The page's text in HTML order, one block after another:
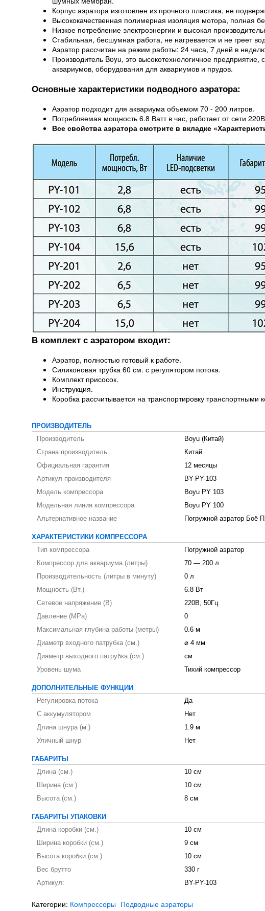
Корпус аэратора изготовлен из прочного пластика, не
Высококачественная полимерная изоляция мотора, полная
Низкое потребление электроэнергии и высокая
Стабильная, бесшумная работа, не нагревается и не греет
Аэратор рассчитан на режим работы: 24 часа, 7 дней в
Производитель Boyu, это высокотехнологичное
аквариумов, оборудования для аквариумов и прудов.
Основные характеристики подводного аэратора:
Аэратор подходит для аквариума объемом 70 - 200 литров.
Потребляемая мощность 6.8 Ватт в час, работает от сети
Все свойства аэратора смотрите в вкладке
В комплект с аэратором входит:
Аэратор, полностью готовый к работе.
Силиконовая трубка 60 см. с регулятором потока.
Комплект присосок.
Инструкция.
Коробка рассчитывается на транспортировку
ПРОИЗВОДИТЕЛЬ
Производитель
Boyu (Китай)
Страна производитель
Китай
Официальная гарантия
12 месяцы
Артикул производителя
BY-PY-103
Модель компрессора
Boyu PY 103
Модельная линия компрессора
Boyu PY 100
Альтернативное название
Погружной аэратор Боё
ХАРАКТЕРИСТИКИ КОМПРЕССОРА
Тип компрессора
Погружной аэратор
Компрессор для аквариума (литры)
70 — 200 л
Производительность (литры в минуту)
0 л
Мощность (Вт.)
6.8 Вт
Сетевое напряжение (В)
220В, 50Гц
Давление (MPa)
0
Максимальная глубина работы (метры)
0.6 м
Диаметр входного патрубка (см.)
⌀ 4 мм
Диаметр выходного патрубка (см.)
см
Уровень шума
Тихий компрессор
ДОПОЛНИТЕЛЬНЫЕ ФУНКЦИИ
Регулировка потока
Да
С аккумулятором
Нет
Длина шнура (м.)
1.9 м
Уличный шнур
Нет
ГАБАРИТЫ
Длина (см.)
10 см
Ширина (см.)
10 см
Высота (см.)
8 см
ГАБАРИТЫ УПАКОВКИ
Длина коробки (см.)
10 см
Ширина коробки (см.)
9 см
Высота коробки (см.)
10 см
Вес брутто
330 г
Артикул:
BY-PY-103
Категории: Компрессоры Подводные аэраторы